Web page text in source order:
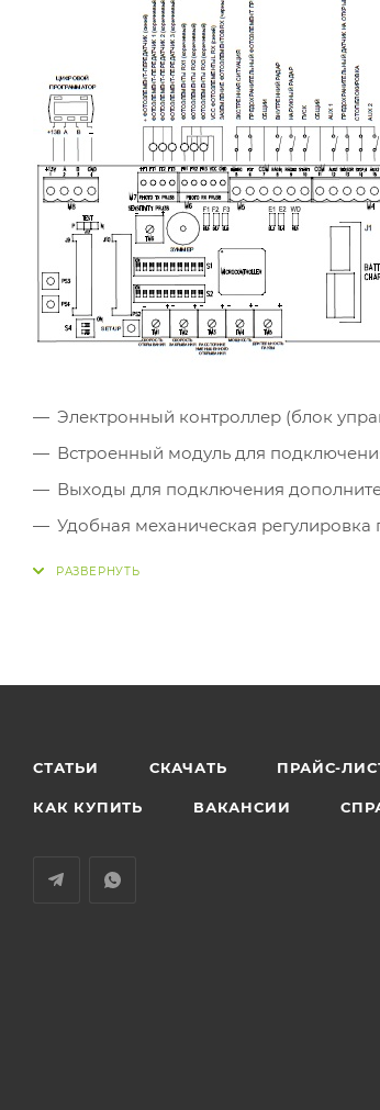
Электронный контроллер (блок
Встроенный модуль для
Выходы для подключения
Удобная механическая
Отдельные выходы для
СТАТЬИ СКАЧАТЬ ПРАЙС-
КАК КУПИТЬ ВАКАНСИИ